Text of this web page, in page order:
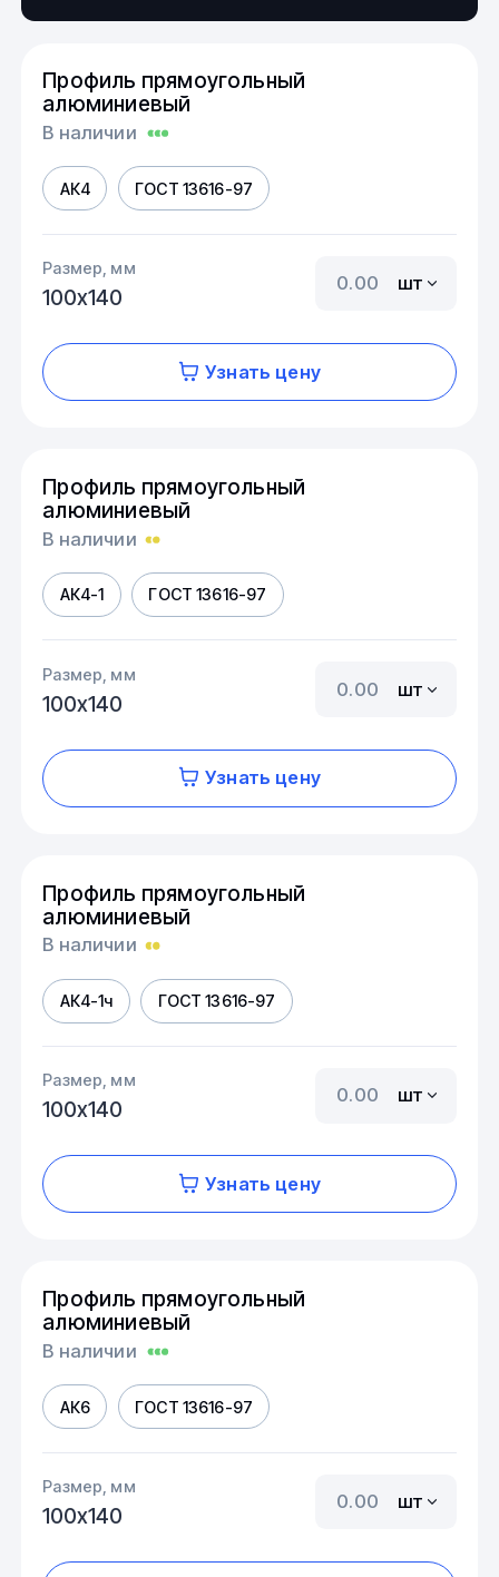
Профиль прямоугольный
алюминиевый
В наличии
АК4 ГОСТ 13616-97
Размер, мм
100х140
шт
Узнать цену
Профиль прямоугольный
алюминиевый
В наличии
АК4-1 ГОСТ 13616-97
Размер, мм
100х140
шт
Узнать цену
Профиль прямоугольный
алюминиевый
В наличии
АК4-1ч ГОСТ 13616-97
Размер, мм
100х140
шт
Узнать цену
Профиль прямоугольный
алюминиевый
В наличии
АК6 ГОСТ 13616-97
Размер, мм
100х140
шт